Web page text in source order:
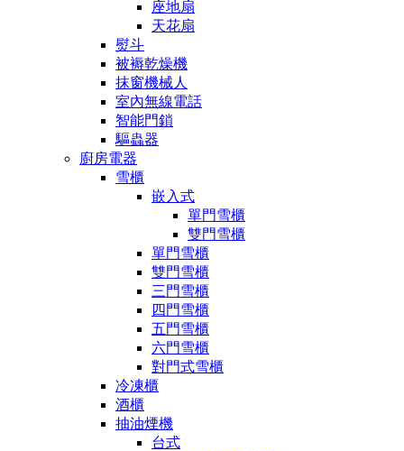
座地扇
天花扇
熨斗
被褥乾燥機
抹窗機械人
室內無線電話
智能門鎖
驅蟲器
廚房電器
雪櫃
嵌入式
單門雪櫃
雙門雪櫃
單門雪櫃
雙門雪櫃
三門雪櫃
四門雪櫃
五門雪櫃
六門雪櫃
對門式雪櫃
冷凍櫃
酒櫃
抽油煙機
台式